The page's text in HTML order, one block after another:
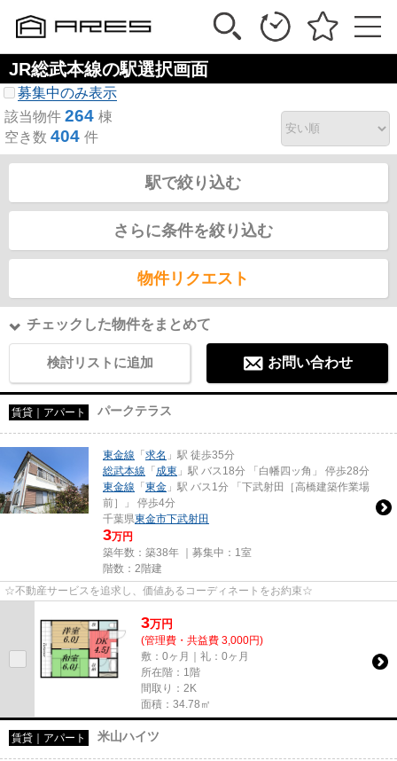
JR総武本線の駅選択画面
募集中のみ表示
該当物件 264 棟
空き数 404 件
駅で絞り込む
さらに条件を絞り込む
物件リクエスト
チェックした物件をまとめて
検討リストに追加 お問い合わせ
賃貸｜アパート パークテラス
東金線 「求名 」駅 徒歩35分
総武本線 「成東 」駅 バス18分 「白幡四ッ角」 停歩28分
東金線 「東金 」駅 バス1分 「下武射田［高橋建築作業場
前］」 停歩4分
千葉県東金市下武射田
3万円
築年数：築38年 ｜募集中： 1室
階数：2階建
☆不動産サービスを追求し、価値あるコーディネートをお約束☆
3万円
(管理費・共益費 3,000円)
敷：0ヶ月｜礼：0ヶ月
所在階：1階
間取り：2K
面積：34.78㎡
賃貸｜アパート 米山ハイツ